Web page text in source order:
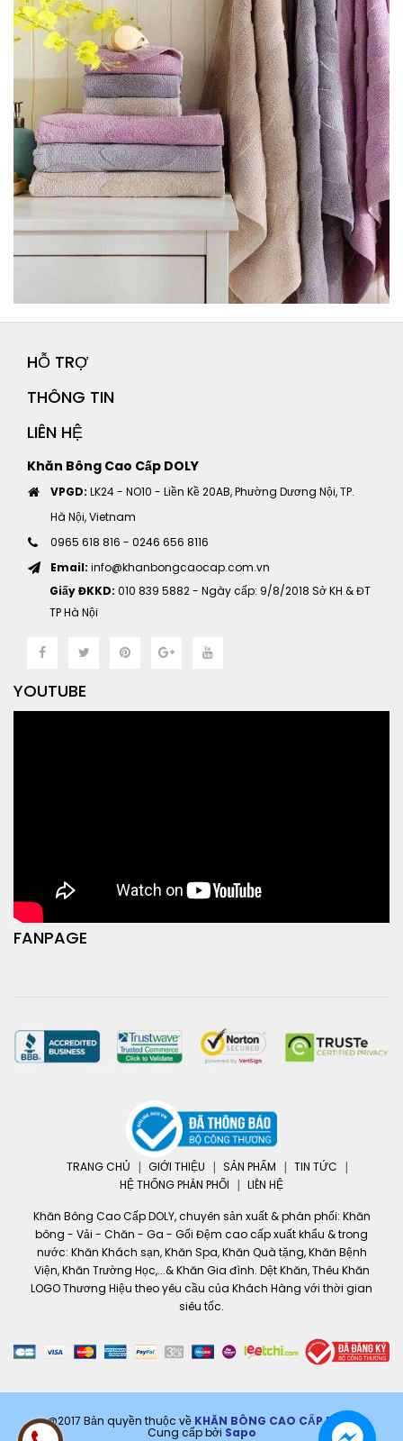
HỖ TRỢ
THÔNG TIN
LIÊN HỆ
Khăn Bông Cao Cấp DOLY
VPGD: LK24 - NO10 - Liền Kề 20AB, Phường Dương Nội, TP.
Hà Nội, Vietnam
0965 618 816 - 0246 656 8116
Email: info@khanbongcaocap.com.vn
Giấy ĐKKD: 010 839 5882 - Ngày cấp: 9/8/2018 Sở KH & ĐT
TP Hà Nội
YOUTUBE
FANPAGE
TRANG CHỦ GIỚI THIỆU SẢN PHẨM
TIN TỨC
HỆ THỐNG PHÂN PHỐI
LIÊN HỆ
Khăn Bông Cao Cấp DOLY, chuyên sản xuất & phân phối: Khăn
bông - Vải - Chăn - Ga - Gối Đệm cao cấp xuất khẩu & trong
nước: Khăn Khách sạn, Khăn Spa, Khăn Quà tặng, Khăn Bệnh
Viện, Khăn Trường Học,...& Khăn Gia đình. Dệt Khăn, Thêu Khăn
LOGO Thương Hiệu theo yêu cầu của Khách Hàng với thời gian
siêu tốc.
@2017 Bản quyền thuộc về KHĂN BÔNG CAO CẤP DOLY
Cung cấp bởi Sapo